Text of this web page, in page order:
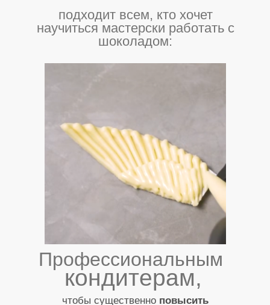
По окончании курса
у вас будет портфолио из 14 фигур,
62 освоенные техники, сертификат,
ПРОГРАММА ОБУЧЕНИЯ